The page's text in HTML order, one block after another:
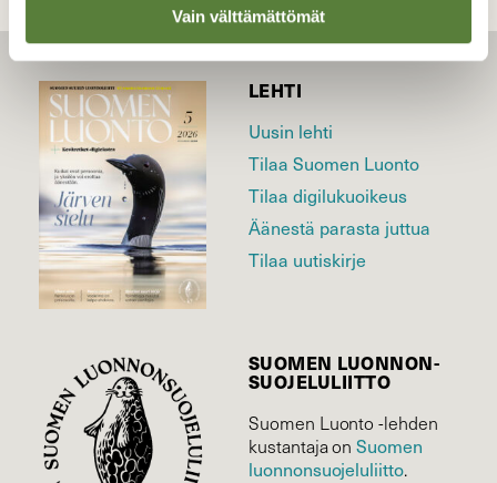
Vain välttämättömät
LEHTI
Uusin lehti
Tilaa Suomen Luonto
Tilaa digilukuoikeus
Äänestä parasta juttua
Tilaa uutiskirje
SUOMEN LUONNON­
SUOJELU­LIITTO
Suomen Luonto -lehden
kustantaja onSuomen
luonnonsuojelu­liitto.